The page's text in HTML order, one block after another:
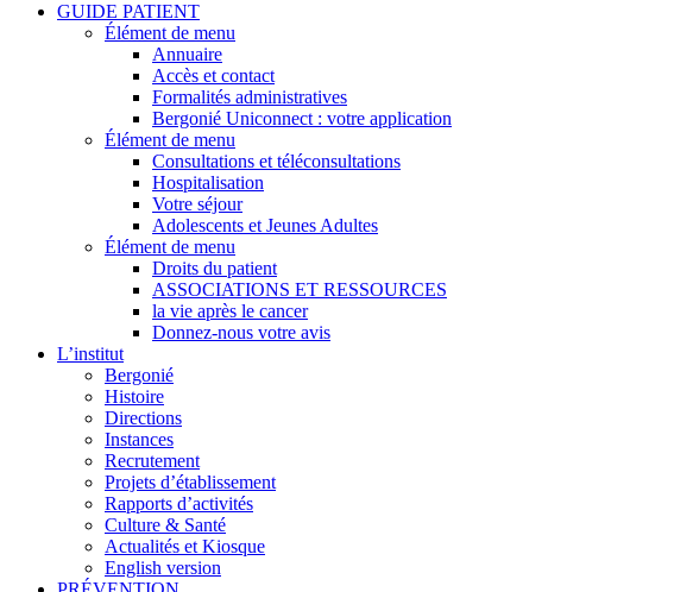
GUIDE PATIENT
Élément de menu
Annuaire
Accès et contact
Formalités administratives
Bergonié Uniconnect : votre application
Élément de menu
Consultations et téléconsultations
Hospitalisation
Votre séjour
Adolescents et Jeunes Adultes
Élément de menu
Droits du patient
ASSOCIATIONS ET RESSOURCES
la vie après le cancer
Donnez-nous votre avis
L’institut
Bergonié
Histoire
Directions
Instances
Recrutement
Projets d’établissement
Rapports d’activités
Culture & Santé
Actualités et Kiosque
English version